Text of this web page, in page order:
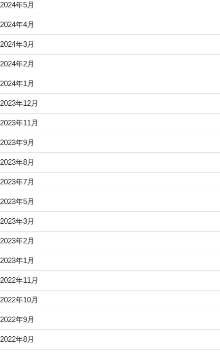
2024年5月
2024年4月
2024年3月
2024年2月
2024年1月
2023年12月
2023年11月
2023年9月
2023年8月
2023年7月
2023年5月
2023年3月
2023年2月
2023年1月
2022年11月
2022年10月
2022年9月
2022年8月